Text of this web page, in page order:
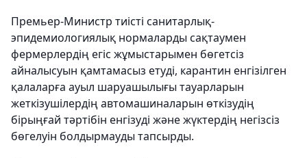
Премьер-Министр тиісті санитарлық-
эпидемиологиялық нормаларды сақтаумен
фермерлердің егіс жұмыстарымен бөгетсіз
айналысуын қамтамасыз етуді, карантин енгізілген
қалаларға ауыл шаруашылығы тауарларын
жеткізушілердің автомашиналарын өткізудің
бірыңғай тәртібін енгізуді және жүктердің негізсіз
бөгелуін болдырмауды тапсырды.